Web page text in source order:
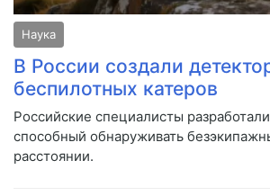
Наука
В России создали
беспилотных катеров
Российские специалисты
способный обнаруживать
расстоянии.